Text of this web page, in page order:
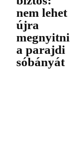
nem lehet
újra
megnyitni
a parajdi
sóbányát